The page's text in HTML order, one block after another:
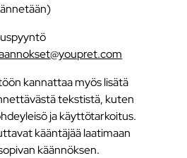
kannattaa myös lisätä
tekstistä, kuten
ja käyttötarkoitus.
kääntäjää laatimaan
käännöksen.